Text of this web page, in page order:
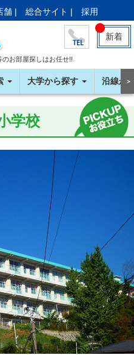
舗 | 総合サイト | 採用
新着
お部屋探しはお任せ!!
大学から探す 沿線か＞
学校